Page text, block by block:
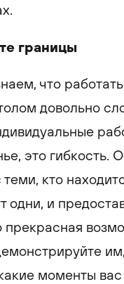
границы
что
довольно
это гибкость.
теми, кто
одни, и
прекрасная
моменты